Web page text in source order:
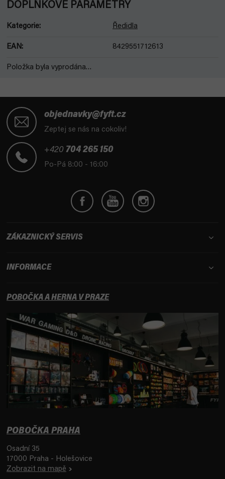
DOPLŇKOVÉ PARAMETRY
Kategorie: Ředidla
EAN: 8429551712613
Položka byla vyprodána…
objednavky@fyft.cz
Zeptej se nás na cokoliv!
+420 704 265 150
Po-Pá 8:00 - 16:00
ZÁKAZNICKÝ SERVIS
INFORMACE
POBOČKA A HERNA V PRAZE
POBOČKA PRAHA
Osadní 35
17000 Praha - Holešovice
Zobrazit na mapě